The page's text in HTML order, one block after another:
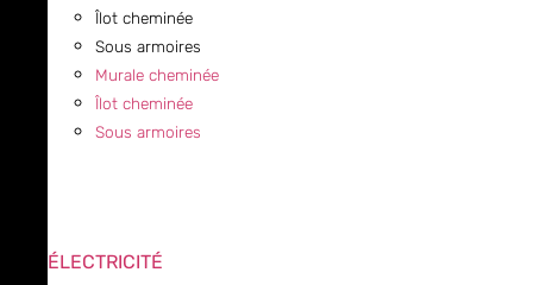
Îlot cheminée
Sous armoires
Murale cheminée
Îlot cheminée
Sous armoires
ÉLECTRICITÉ